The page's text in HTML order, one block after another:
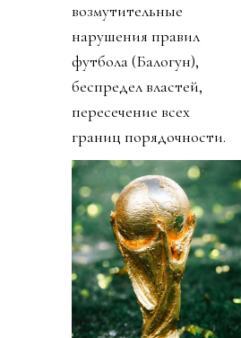
возмутительные
нарушения правил
футбола (Балогун),
беспредел властей,
пересечение всех
границ порядочности.